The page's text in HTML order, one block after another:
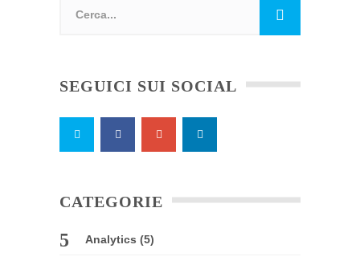
SEGUICI SUI SOCIAL
CATEGORIE
Analytics (5)